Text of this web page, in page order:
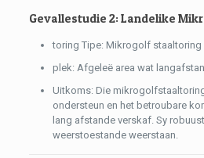
Gevallestudie 2: Landelike
toring Tipe: Mikrogolf staaltoring
plek: Afgeleë area wat
Uitkoms: Die
ondersteun en het betroubare
lang afstande verskaf. Sy
weerstoestande weerstaan.